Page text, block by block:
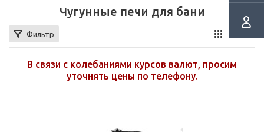
Чугунные печи для бани
Фильтр
В связи с колебаниями курсов валют, просим
уточнять цены по телефону.